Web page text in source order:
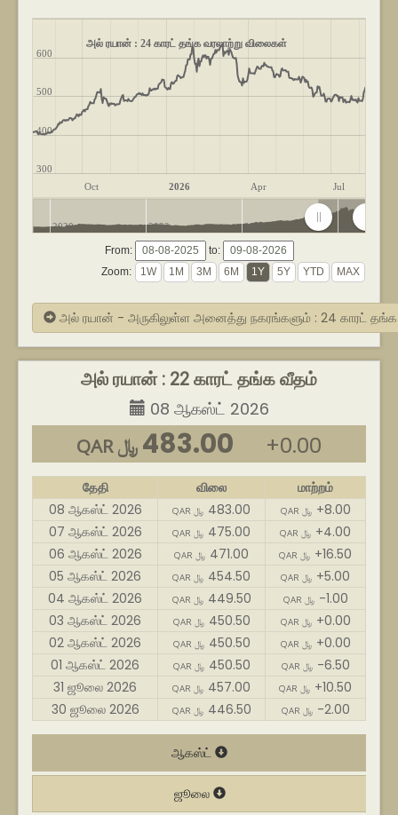
அல் ரயான் : 24 காரட் தங்க வரலாற்று விலைகள்
Oct 2026 Apr Jul
300
400
500
600
2020 2022 2024 2026
From:
to:
Zoom:
அல் ரயான் - அருகிலுள்ள அனைத்து நகரங்களும் : 24 காரட்
அல் ரயான் : 22 காரட் தங்க வீதம்
08 ஆகஸ்ட் 2026
QAR ﷼ 483.00 +0.00
தேதி விலை
மாற்றம்
08 ஆகஸ்ட் 2026
QAR ﷼ 483.00 QAR ﷼ +8.00
07 ஆகஸ்ட் 2026
QAR ﷼ 475.00 QAR ﷼ +4.00
06 ஆகஸ்ட் 2026
QAR ﷼ 471.00 QAR ﷼ +16.50
05 ஆகஸ்ட் 2026
QAR ﷼ 454.50 QAR ﷼ +5.00
04 ஆகஸ்ட் 2026
QAR ﷼ 449.50 QAR ﷼ -1.00
03 ஆகஸ்ட் 2026
QAR ﷼ 450.50 QAR ﷼ +0.00
02 ஆகஸ்ட் 2026
QAR ﷼ 450.50 QAR ﷼ +0.00
01 ஆகஸ்ட் 2026
QAR ﷼ 450.50 QAR ﷼ -6.50
31 ஜூலை 2026
QAR ﷼ 457.00 QAR ﷼ +10.50
30 ஜூலை 2026
QAR ﷼ 446.50 QAR ﷼ -2.00
ஆகஸ்ட்
ஜூலை